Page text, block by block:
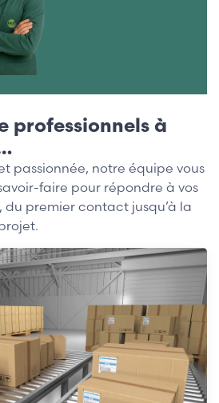
professionnels à
passionnée, notre équipe vous
faire pour répondre à vos
du premier contact jusqu’à la